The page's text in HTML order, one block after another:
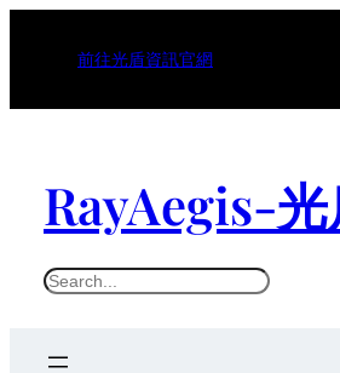
前往光盾資訊官網
RayAegis-
S